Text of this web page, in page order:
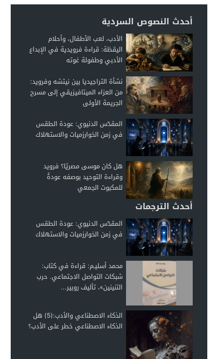
أحدث النصوص السردية
الأدب، لعب الأطفال، وأحلام
اليقظة: قراءة فرويدية في الإبداع
الأدبي وطفولة غوته
نشأة التراجيديا بين نيتشه وفرويد:
من العزاء الميتافيزيقي إلى مسرح
الجريمة الأولى
المقدّس الدنيوي: عودة الطقس
في زمن الخوارزميات والاستهلاك
هل كان موسى مصريًا؟ فرويد
وقراءة التوحيد بوصفه عودةً
للمكبوت الجمعي
أحدث الترجمات
المقدّس الدنيوي: عودة الطقس
في زمن الخوارزميات والاستهلاك
محمد أسليـم: قراءة في كتاب:
شبكات التواصل الاجتماعي. حرب
التنينين»، تأليف روبير...
الذكاء الاصطناعي والأدب:(5) هل
الذكاء الاصطناعي خطر على الأدب؟